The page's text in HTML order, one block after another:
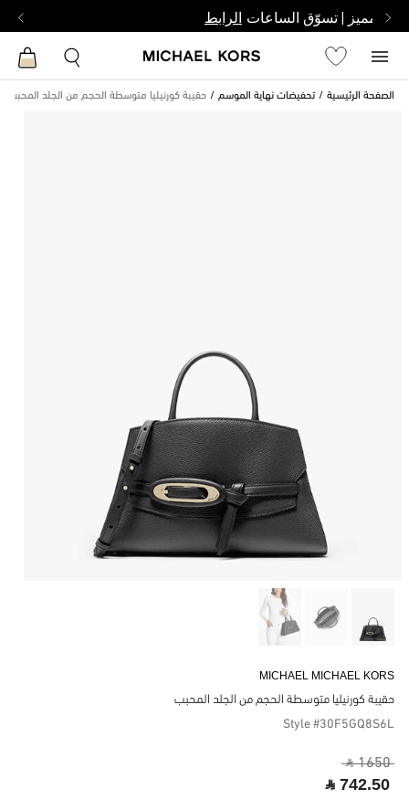
مميز | تسوّق الساعات الرابط
الصفحة الرئيسية تحفيضات نهاية الموسم حقيبة كورنيليا متوسطة الحجم من الجلد المحبب
MICHAEL MICHAEL KORS
حقيبة كورنيليا متوسطة الحجم من الجلد المحبب
Style #30F5GQ8S6L
‎ ⃁ 1650 ‎
‎ ⃁ 742.50 ‎